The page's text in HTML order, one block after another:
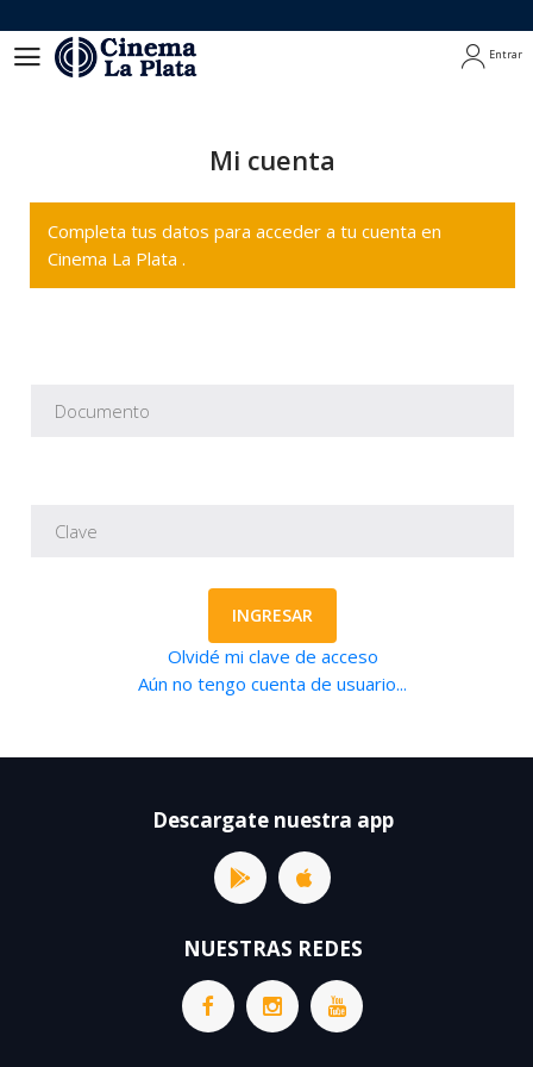
Entrar
Mi cuenta
Completa tus datos para acceder a tu cuenta en
Cinema La Plata .
INGRESAR
Olvidé mi clave de acceso
Aún no tengo cuenta de usuario...
Descargate nuestra app
NUESTRAS REDES